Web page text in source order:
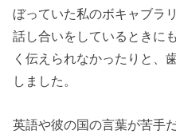
ぼっていた私のボキャブラ
話し合いをしているときに
く伝えられなかったりと、
しました。
英語や彼の国の言葉が苦手